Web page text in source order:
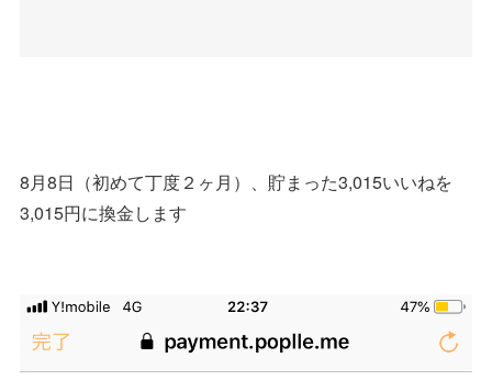
8月8日（初めて丁度２ヶ月）、貯まった3,015いいねを
3,015円に換金します